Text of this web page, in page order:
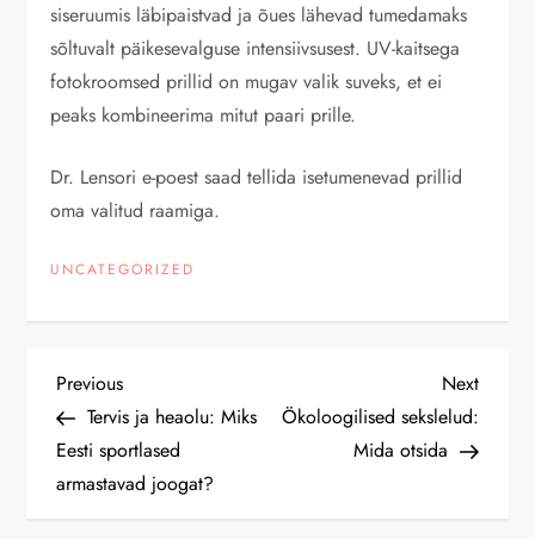
siseruumis läbipaistvad ja õues lähevad tumedamaks
sõltuvalt päikesevalguse intensiivsusest. UV-kaitsega
fotokroomsed prillid on mugav valik suveks, et ei
peaks kombineerima mitut paari prille.
Dr. Lensori e-poest saad tellida isetumenevad prillid
oma valitud raamiga.
UNCATEGORIZED
P
o
s
Previous
Post
Previous
Tervis ja heaolu: Miks
Eesti sportlased
armastavad joogat?
Next
Post
Next
Ökoloogilised sekslelud:
Mida otsida